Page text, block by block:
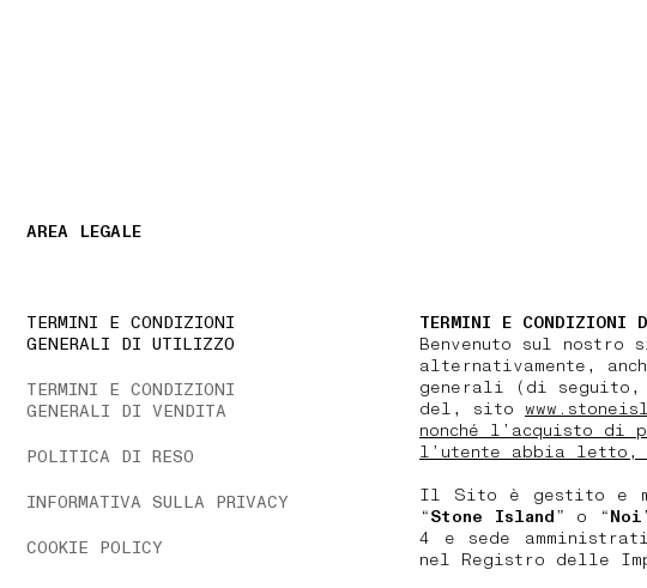
AREA LEGALE
TERMINI E CONDIZIONI
GENERALI DI UTILIZZO
TERMINI E CONDIZIONI
GENERALI DI VENDITA
POLITICA DI RESO
INFORMATIVA SULLA PRIVACY
COOKIE POLICY
TERMINI E CONDIZIONI
Benvenuto sul
alternativamente,
generali (di
del, sito
nonché l’acquisto di
l’utente abbia letto,
Il Sito è gestito e
“Stone Island” o “Noi
4 e sede
nel Registro delle